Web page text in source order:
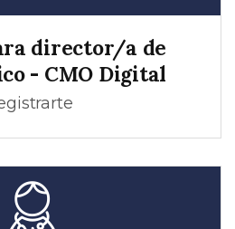
director/a de
- CMO Digital